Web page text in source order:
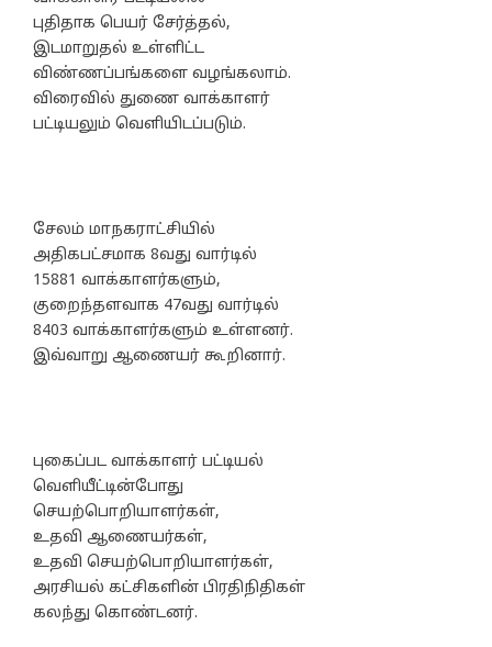
புதிதாக பெயர் சேர்த்தல்,
இடமாறுதல் உள்ளிட்ட
விண்ணப்பங்களை வழங்கலாம்.
விரைவில் துணை வாக்காளர்
பட்டியலும் வெளியிடப்படும்.
சேலம் மாநகராட்சியில்
அதிகபட்சமாக 8வது வார்டில்
15881 வாக்காளர்களும்,
குறைந்தளவாக 47வது வார்டில்
8403 வாக்காளர்களும் உள்ளனர்.
இவ்வாறு ஆணையர் கூறினார்.
புகைப்பட வாக்காளர் பட்டியல்
வெளியீட்டின்போது
செயற்பொறியாளர்கள்,
உதவி ஆணையர்கள்,
உதவி செயற்பொறியாளர்கள்,
அரசியல் கட்சிகளின் பிரதிநிதிகள்
கலந்து கொண்டனர்.